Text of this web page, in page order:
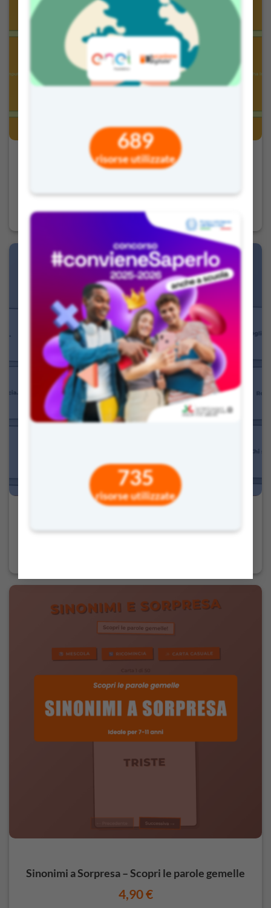
689
risorse utilizzate
735
risorse utilizzate
Piccole Grandi Scoperte – Le invenzioni che
4,90€
Proverbi Spezzati – La saggezza popolare in gioco
Sinonimi a Sorpresa – Scopri le parole gemelle
4,90€